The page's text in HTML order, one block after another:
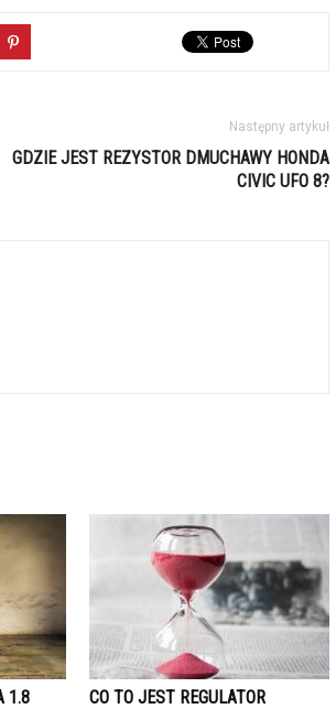
Następny artykuł
GDZIE JEST REZYSTOR DMUCHAWY HONDA
CIVIC UFO 8?
1.8
CO TO JEST REGULATOR